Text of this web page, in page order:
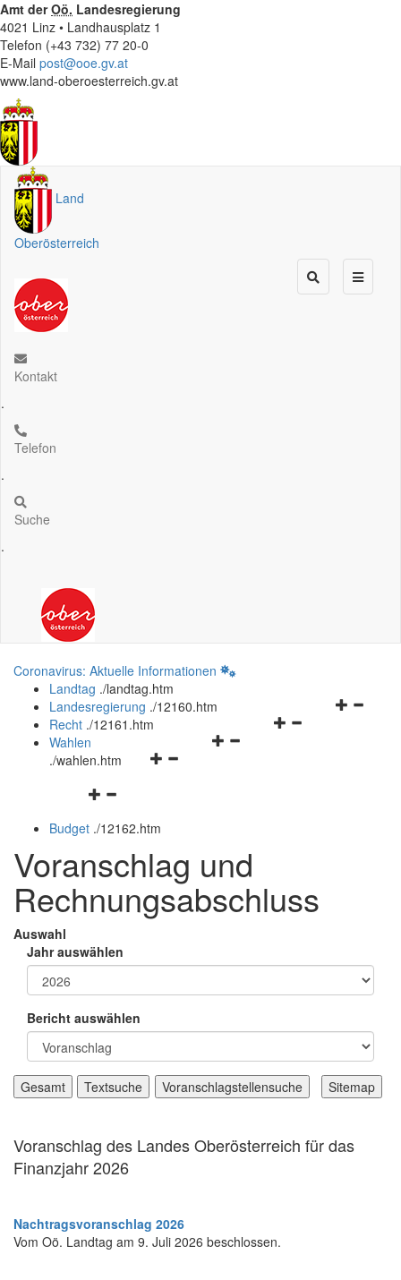
Amt derOö. Landesregierung
4021 Linz • Landhausplatz 1
Telefon (+43 732) 77 20-0
E-Mail post@ooe.gv.at
www.land-oberoesterreich.gv.at
Land
Oberösterreich
Kontakt
.
Telefon
.
Suche
.
Coronavirus: Aktuelle Informationen
Landtag ./landtag.htm
Navigationsmenü
Landesregierung ./12160.htm
Navigationsmenü
Recht ./12161.htm
Navigationsmenü
Wahlen
./wahlen.htm
Navigationsmenü
und
Budget ./12162.htm
Voranschlag und
Rechnungsabschluss
Auswahl
Jahr auswählen
Bericht auswählen
Voranschlag des Landes Oberösterreich für das
Finanzjahr 2026
Nachtragsvoranschlag 2026
Vom Oö. Landtag am 9. Juli 2026 beschlossen.